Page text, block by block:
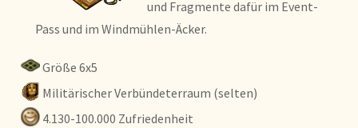
und Fragmente dafür im Event-
Pass und im Windmühlen-Äcker.
Größe 6x5
Militärischer Verbündeterraum (selten)
4.130-100.000 Zufriedenheit